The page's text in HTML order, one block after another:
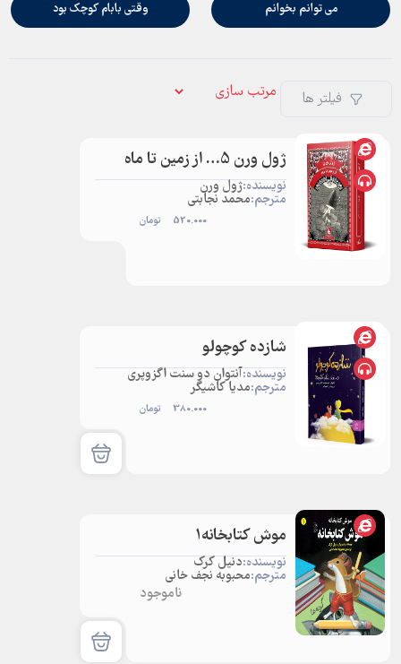
مي توانم بخوانم وقتي بابام كوچك بود
فیلتر ها
ژول ورن 5… از زمین تا ماه
نویسنده:ژول ورن
مترجم:محمد نجابتی
520.000 تومان
شازده کوچولو
نویسنده:آنتوان دو سنت اگزوپری
مترجم:مدیا کاشیگر
380.000 تومان
موش کتابخانه1
نویسنده:دنیل کرک
مترجم:محبوبه نجف خانی
ناموجود